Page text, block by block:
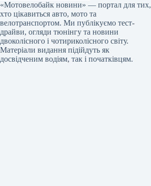
«Мотовелобайк новини» — портал для тих,
хто цікавиться авто, мото та
велотранспортом. Ми публікуємо тест-
драйви, огляди тюнінгу та новини
двоколісного і чотириколісного світу.
Матеріали видання підійдуть як
досвідченим водіям, так і початківцям.